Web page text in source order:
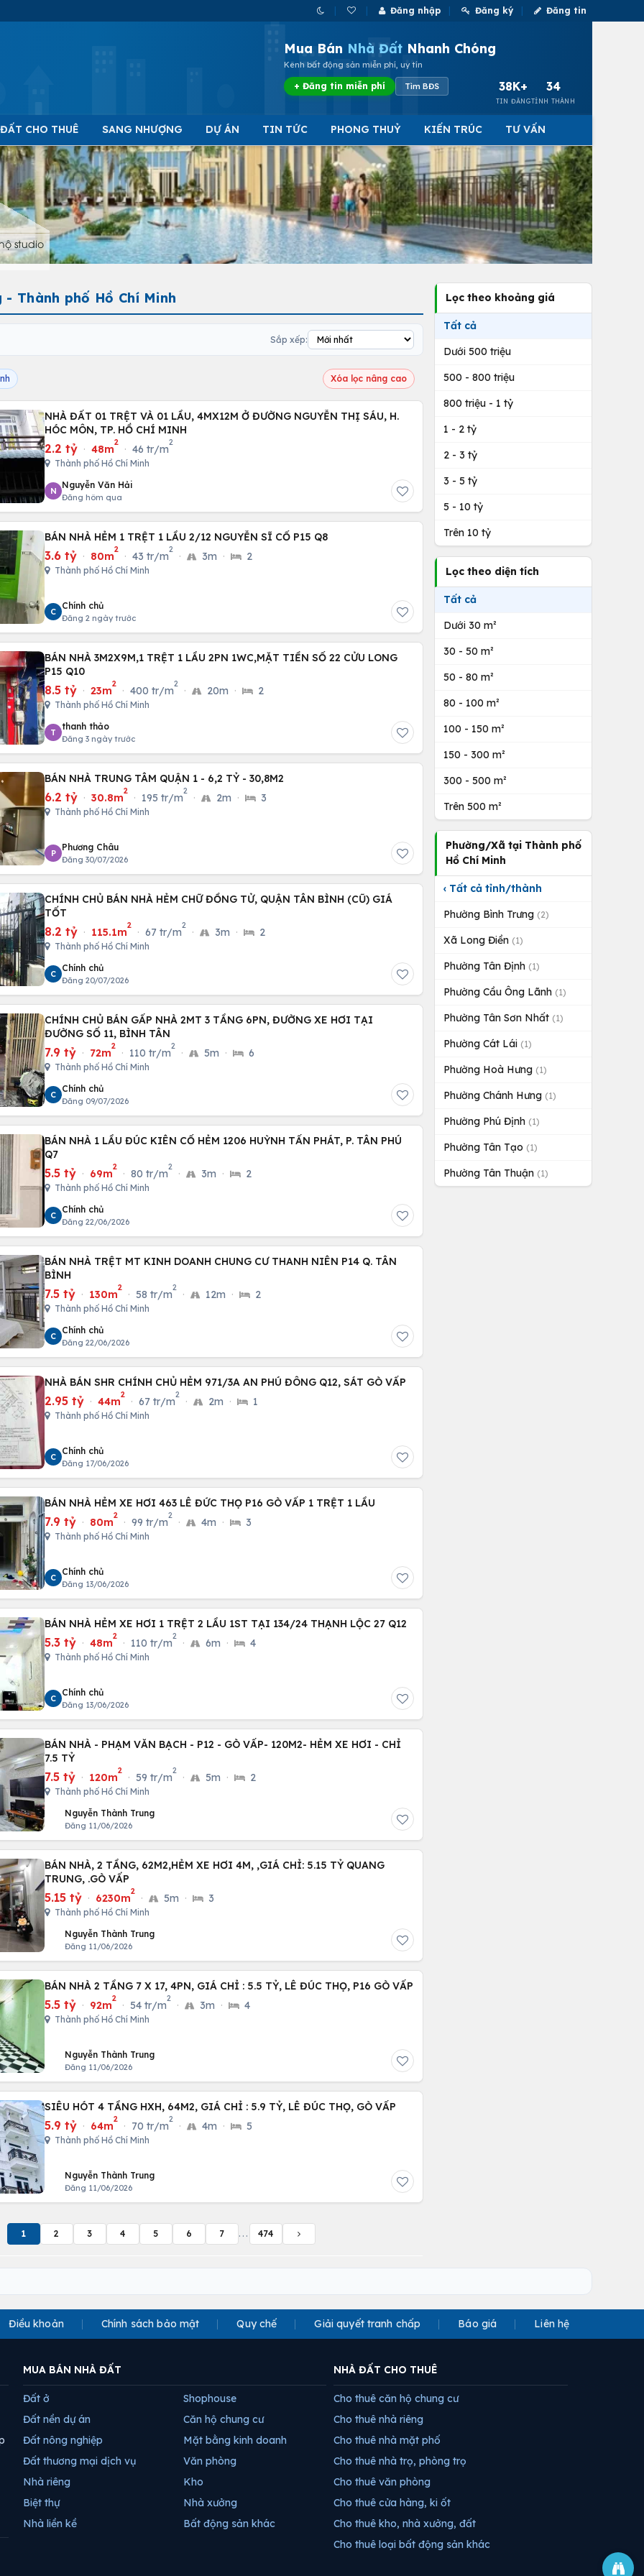
Đăng nhập Đăng ký Đăng tin
Mua Bán Nhà Đất Nhanh Chóng
Kênh bất động sản miễn phí, uy tín
+ Đăng tin miễn phí Tìm BĐS 38K+
TIN ĐĂNG
34
TỈNH THÀNH
CHO THUÊ SANG NHƯỢNG DỰ ÁN TIN TỨC PHONG THUỶ KIẾN TRÚC TƯ VẤN
studio
- Thành phố Hồ Chí Minh
Sắp xếp:
Xóa lọc nâng cao
NHÀ ĐẤT 01 TRỆT VÀ 01 LẦU, 4MX12M Ở ĐƯỜNG NGUYỄN THỊ SÁU, H.
HÓC MÔN, TP. HỒ CHÍ MINH
2.2 tỷ · 48m
2
· 46 tr/m
2
Thành phố Hồ Chí Minh
N
Nguyễn Văn Hải
Đăng hôm qua
BÁN NHÀ HẺM 1 TRỆT 1 LẦU 2/12 NGUYỄN SĨ CỐ P15 Q8
3.6 tỷ · 80m
2
· 43 tr/m
2
· 3m · 2
Thành phố Hồ Chí Minh
C
Chính chủ
Đăng 2 ngày trước
BÁN NHÀ 3M2X9M,1 TRỆT 1 LẦU 2PN 1WC,MẶT TIỀN SỐ 22 CỬU LONG
P15 Q10
8.5 tỷ · 23m
2
· 400 tr/m
2
· 20m · 2
Thành phố Hồ Chí Minh
T
thanh thảo
Đăng 3 ngày trước
BÁN NHÀ TRUNG TÂM QUẬN 1 - 6,2 TỶ - 30,8M2
6.2 tỷ · 30.8m
2
· 195 tr/m
2
· 2m · 3
Thành phố Hồ Chí Minh
P
Phương Châu
Đăng 30/07/2026
CHÍNH CHỦ BÁN NHÀ HẺM CHỮ ĐỒNG TỬ, QUẬN TÂN BÌNH (CŨ) GIÁ
TỐT
8.2 tỷ · 115.1m
2
· 67 tr/m
2
· 3m · 2
Thành phố Hồ Chí Minh
C
Chính chủ
Đăng 20/07/2026
CHÍNH CHỦ BÁN GẤP NHÀ 2MT 3 TẦNG 6PN, ĐƯỜNG XE HƠI TẠI
ĐƯỜNG SỐ 11, BÌNH TÂN
7.9 tỷ · 72m
2
· 110 tr/m
2
· 5m · 6
Thành phố Hồ Chí Minh
C
Chính chủ
Đăng 09/07/2026
BÁN NHÀ 1 LẦU ĐÚC KIÊN CỐ HẺM 1206 HUỲNH TẤN PHÁT, P. TÂN PHÚ
Q7
5.5 tỷ · 69m
2
· 80 tr/m
2
· 3m · 2
Thành phố Hồ Chí Minh
C
Chính chủ
Đăng 22/06/2026
BÁN NHÀ TRỆT MT KINH DOANH CHUNG CƯ THANH NIÊN P14 Q. TÂN
BÌNH
7.5 tỷ · 130m
2
· 58 tr/m
2
· 12m · 2
Thành phố Hồ Chí Minh
C
Chính chủ
Đăng 22/06/2026
NHÀ BÁN SHR CHÍNH CHỦ HẺM 971/3A AN PHÚ ĐÔNG Q12, SÁT GÒ VẤP
2.95 tỷ · 44m
2
· 67 tr/m
2
· 2m · 1
Thành phố Hồ Chí Minh
C
Chính chủ
Đăng 17/06/2026
BÁN NHÀ HẺM XE HƠI 463 LÊ ĐỨC THỌ P16 GÒ VẤP 1 TRỆT 1 LẦU
7.9 tỷ · 80m
2
· 99 tr/m
2
· 4m · 3
Thành phố Hồ Chí Minh
C
Chính chủ
Đăng 13/06/2026
BÁN NHÀ HẺM XE HƠI 1 TRỆT 2 LẦU 1ST TẠI 134/24 THẠNH LỘC 27 Q12
5.3 tỷ · 48m
2
· 110 tr/m
2
· 6m · 4
Thành phố Hồ Chí Minh
C
Chính chủ
Đăng 13/06/2026
BÁN NHÀ - PHẠM VĂN BẠCH - P12 - GÒ VẤP- 120M2- HẺM XE HƠI - CHỈ
7.5 TỶ
7.5 tỷ · 120m
2
· 59 tr/m
2
· 5m · 2
Thành phố Hồ Chí Minh
Nguyễn Thành Trung
Đăng 11/06/2026
BÁN NHÀ, 2 TẦNG, 62M2,HẺM XE HƠI 4M, ,GIÁ CHỈ: 5.15 TỶ QUANG
TRUNG, .GÒ VẤP
5.15 tỷ · 6230m
2
· 5m · 3
Thành phố Hồ Chí Minh
Nguyễn Thành Trung
Đăng 11/06/2026
BÁN NHÀ 2 TẦNG 7 X 17, 4PN, GIÁ CHỈ : 5.5 TỶ, LÊ ĐÚC THỌ, P16 GÒ VẤP
5.5 tỷ · 92m
2
· 54 tr/m
2
· 3m · 4
Thành phố Hồ Chí Minh
Nguyễn Thành Trung
Đăng 11/06/2026
SIÊU HÓT 4 TẦNG HXH, 64M2, GIÁ CHỈ : 5.9 TỶ, LÊ ĐÚC THỌ, GÒ VẤP
5.9 tỷ · 64m
2
· 70 tr/m
2
· 4m · 5
Thành phố Hồ Chí Minh
Nguyễn Thành Trung
Đăng 11/06/2026
1 2 3 4 5 6 7 ... 474
Lọc theo khoảng giá
Tất cả
Dưới 500 triệu
500 - 800 triệu
800 triệu - 1 tỷ
1 - 2 tỷ
2 - 3 tỷ
3 - 5 tỷ
5 - 10 tỷ
Trên 10 tỷ
Lọc theo diện tích
Tất cả
Dưới 30 m²
30 - 50 m²
50 - 80 m²
80 - 100 m²
100 - 150 m²
150 - 300 m²
300 - 500 m²
Trên 500 m²
Phường/Xã tại Thành phố
Hồ Chí Minh
‹ Tất cả tỉnh/thành
Phường Bình Trưng (2)
Xã Long Điền (1)
Phường Tân Định (1)
Phường Cầu Ông Lãnh (1)
Phường Tân Sơn Nhất (1)
Phường Cát Lái (1)
Phường Hoà Hưng (1)
Phường Chánh Hưng (1)
Phường Phú Định (1)
Phường Tân Tạo (1)
Phường Tân Thuận (1)
Điều khoản Chính sách bảo mật Quy chế Giải quyết tranh chấp Báo giá Liên hệ
MUA BÁN NHÀ ĐẤT
Đất ở
Đất nền dự án
Đất nông nghiệp
Đất thương mại dịch vụ
Nhà riêng
Biệt thự
Nhà liền kề
Shophouse
Căn hộ chung cư
Mặt bằng kinh doanh
Văn phòng
Kho
Nhà xưởng
Bất động sản khác
NHÀ ĐẤT CHO THUÊ
Cho thuê căn hộ chung cư
Cho thuê nhà riêng
Cho thuê nhà mặt phố
Cho thuê nhà trọ, phòng trọ
Cho thuê văn phòng
Cho thuê cửa hàng, ki ốt
Cho thuê kho, nhà xưởng, đất
Cho thuê loại bất động sản khác